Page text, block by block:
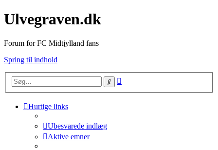
Ulvegraven.dk
Forum for FC Midtjylland fans
Spring til indhold
Søg
Hurtige links
Ubesvarede indlæg
Aktive emner